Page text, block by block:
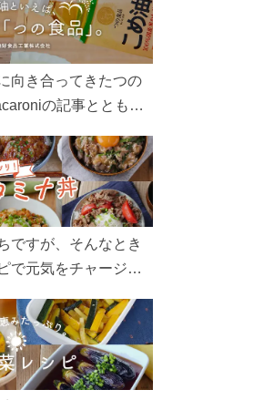
向き合ってきたつの
の記事とともに
へのこだわりまで。
になるコンテンツを
い。
ですが、そんなとき
で元気をチャージ！
吹き飛ばしましょ